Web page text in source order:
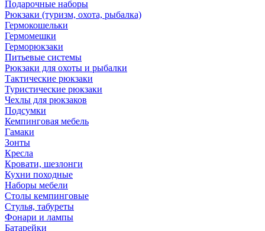
Подарочные наборы
Рюкзаки (туризм, охота, рыбалка)
Гермокошельки
Гермомешки
Герморюкзаки
Питьевые системы
Рюкзаки для охоты и рыбалки
Тактические рюкзаки
Туристические рюкзаки
Чехлы для рюкзаков
Подсумки
Кемпинговая мебель
Гамаки
Зонты
Кресла
Кровати, шезлонги
Кухни походные
Наборы мебели
Столы кемпинговые
Стулья, табуреты
Фонари и лампы
Батарейки